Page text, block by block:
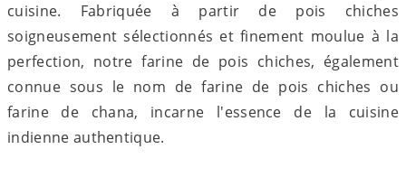
cuisine. Fabriquée à partir de pois chiches
soigneusement sélectionnés et finement moulue à la
perfection, notre farine de pois chiches, également
connue sous le nom de farine de pois chiches ou
farine de chana, incarne l'essence de la cuisine
indienne authentique.